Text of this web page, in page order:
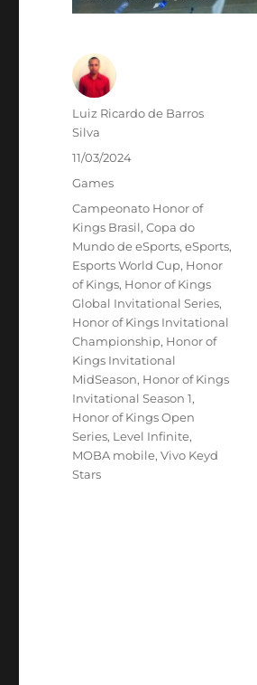
Autor
Luiz Ricardo de Barros
Silva
Publicado
em
11/03/2024
Categorias
Games
Tags
Campeonato Honor of
Kings Brasil,Copa do
Mundo de eSports,eSports,
Esports World Cup, Honor
of Kings, Honor of Kings
Global Invitational Series,
Honor of Kings Invitational
Championship, Honor of
Kings Invitational
MidSeason, Honor of Kings
Invitational Season 1,
Honor of Kings Open
Series, Level Infinite,
MOBA mobile,Vivo Keyd
Stars